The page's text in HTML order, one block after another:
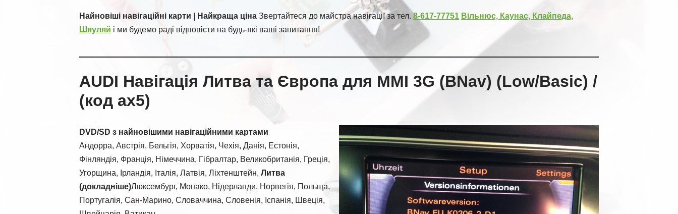
Найновіші навігаційні карти | Найкраща ціна Звертайтеся до майстра навігації за тел. 8-617-77751 Вільнюс, Каунас, Клайпеда,
Шяуляй і ми будемо раді відповісти на будь-які ваші запитання!
AUDI Навігація Литва та Європа для MMI 3G (BNav) (Low/Basic) /
(код ax5)
DVD/SD з найновішими навігаційними картами
Андорра, Австрія, Бельгія, Хорватія, Чехія, Данія, Естонія,
Фінляндія, Франція, Німеччина, Гібралтар, Великобританія, Греція,
Угорщина, Ірландія, Італія, Латвія, Ліхтенштейн, Литва
(докладніше)Люксембург, Монако, Нідерланди, Норвегія, Польща,
Португалія, Сан-Марино, Словаччина, Словенія, Іспанія, Швеція,